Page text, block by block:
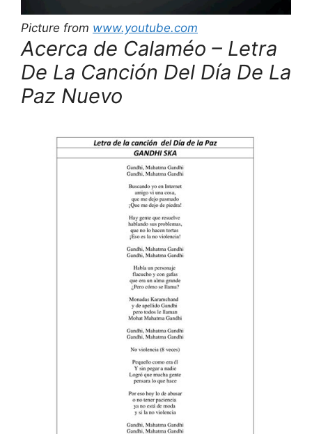
Picture from www.youtube.com
Acerca de Calaméo – Letra
De La Canción Del Día De La
Paz Nuevo